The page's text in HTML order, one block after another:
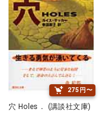
275円〜
穴 Holes． (講談社文庫)